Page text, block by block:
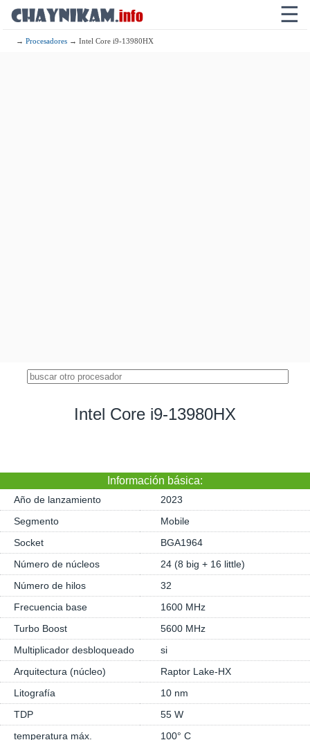
☰
→Procesadores → Intel Core i9-13980HX
Intel Core i9-13980HX
Información básica:
Año de lanzamiento
2023
Segmento
Mobile
Socket
BGA1964
Número de núcleos
24 (8 big + 16 little)
Número de hilos
32
Frecuencia base
1600 MHz
Turbo Boost
5600 MHz
Multiplicador desbloqueado
si
Arquitectura (núcleo)
Raptor Lake-HX
Litografía
10 nm
TDP
55 W
temperatura máx.
100° C